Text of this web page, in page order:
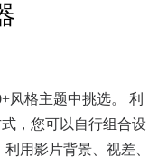
风格主题中挑选。 利
，您可以自行组合设
用影片背景、视差、